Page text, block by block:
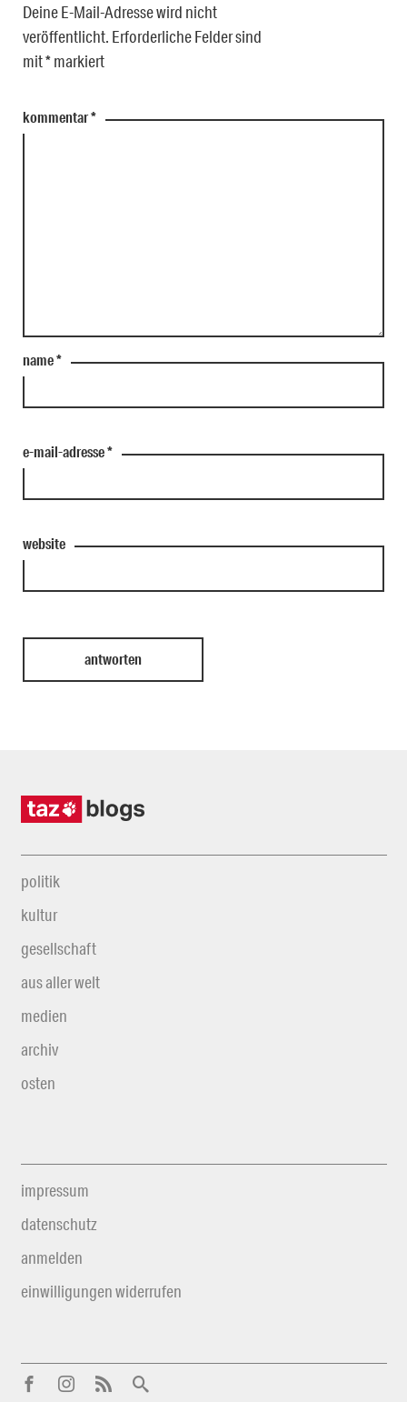
Deine E-Mail-Adresse wird nicht
veröffentlicht. Erforderliche Felder sind
mit*markiert
kommentar*
name*
e-mail-adresse*
website
politik
kultur
gesellschaft
aus aller welt
medien
archiv
osten
impressum
datenschutz
anmelden
einwilligungen widerrufen